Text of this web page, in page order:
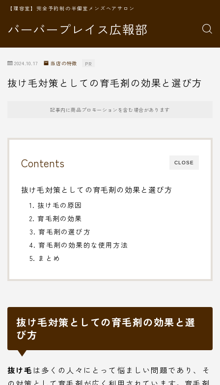
バーバープレイス広報部
【理容室】完全予約制の半個室メンズヘアサロン
2024.10.17 当店の特徴 PR
抜け毛対策としての育毛剤の効果と選び方
記事内に商品プロモーションを含む場合があります
CLOSE
Contents
抜け毛対策としての育毛剤の効果と選び方
1. 抜け毛の原因
2. 育毛剤の効果
3. 育毛剤の選び方
4. 育毛剤の効果的な使用方法
5. まとめ
抜け毛対策としての育毛剤の効果と選
び方
抜け毛 は多くの人々にとって悩ましい問題であり、そ